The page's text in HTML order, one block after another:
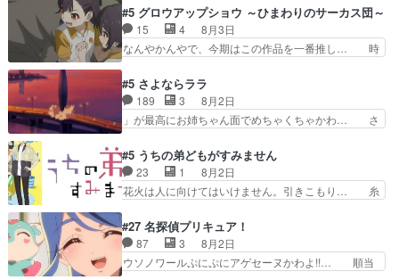
マン趣味ダダ漏れで好き… 期末試験が始まろうと
しておりスピカは対策… 能力鑑定胸像タリスマン
氏容姿も評価してし…
関係の清算が粛々と進められているサラ… サラと
の関係に対して完全に「昔の女」とし… ルーシー
にデレるルディが完全に親バカで微… サラとは会
ってほしいちゃんとした別れ方し… サラは未練0
キャラモヤモヤする別れ方だ… 役で出演させてい
ただきました！よろしくお… 毎クールメインヒロ
インを好きになっちゃう…
#5 グロウアップショウ ～ひまわりのサーカス団～
15 4
8月3日
なんやかんやで、今期はこの作品を一番推し… 時
愛すぎるな楠木ともりちゃんのね… デフォルメさ
れた表情が特に多かったのが印… 葵＆茜の回も良
きでした。あの証拠写真、ひ… 互いが互いのこと
を想っているのにすれ違っ… 第５話をｄアニメス
んと練習したい〟と言… 本当この作品は「キャ
ラ」を活かすのがうま… みずかちゃんの介入で双
子の仲にヒビが………
#5 さよならララ
189 3
8月2日
」が最高にお姉ちゃん面でめちゃくちゃかわ… さ
を振り切ってみんなに謝ったララの思い… 仕事に
馴染めない辺り観ていて苦しいところ… ララちゃ
んの事情はもう少し皆に話して良い… ララと茉里
とで初のアルバイト。七転八倒し… 労働するプリ
てケーキ食べて、帰りにカメ… ララが働く事での
てんやわんや。働いて大変… 地道に働き人と関わ
る日々の中に愛を見いだ…
#5 うちの弟どもがすみません
23 1
8月2日
花火は人に向けてはいけません。引きこもり… 糸
お名前を見たんだけどあの中村大樹さん… 糸ちゃ
んカッケー、色んな意味でwゲームが… 姉から性
的興奮覚えてないよね？なんて言わ… テーマ：引
きこもりの理由感想は、久しぶり… 元ゲーマーな
#27 名探偵プリキュア！
87 3
8月2日
ウソノワールぷにぷにアゲセーヌかわよ!!… 順当